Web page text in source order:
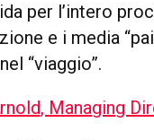
per l’intero
e i media
“viaggio”.
Managing